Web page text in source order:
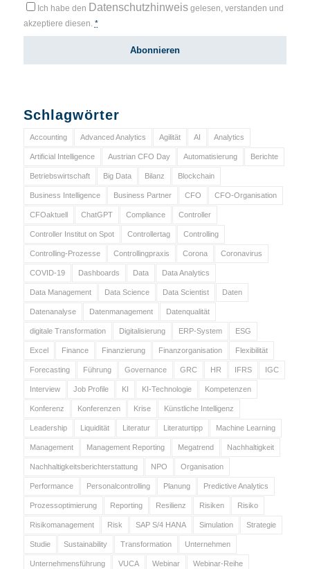
Ich habe den Datenschutzhinweisgelesen, verstanden und
akzeptiere diesen. *
Schlagwörter
Accounting Advanced Analytics Agilität AI Analytics
Artificial Intelligence Austrian CFO Day Automatisierung Berichte
Betriebswirtschaft Big Data Bilanz Blockchain
Business Intelligence Business Partner CFO CFO-Organisation
CFOaktuell ChatGPT Compliance Controller
Controller Institut on Spot Controllertag Controlling
Controlling-Prozesse Controllingpraxis Corona Coronavirus
COVID-19 Dashboards Data Data Analytics
Data Management Data Science Data Scientist Daten
Datenanalyse Datenmanagement Datenqualität
digitale Transformation Digitalisierung ERP-System ESG
Excel Finance Finanzierung Finanzorganisation Flexibilität
Forecasting Führung Governance GRC HR IFRS IGC
Interview Job Profile KI KI-Technologie Kompetenzen
Konferenz Konferenzen Krise Künstliche Intelligenz
Leadership Liquidität Literatur Literaturtipp Machine Learning
Management Management Reporting Megatrend Nachhaltigkeit
Nachhaltigkeitsberichterstattung NPO Organisation
Performance Personalcontrolling Planung Predictive Analytics
Prozessoptimierung Reporting Resilienz Risiken Risiko
Risikomanagement Risk SAP S/4 HANA Simulation Strategie
Studie Sustainability Transformation Unternehmen
Unternehmensführung VUCA Webinar Webinar-Reihe